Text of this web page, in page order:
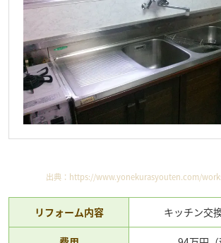
出典： https://www.yonekurasyouten.com/
リフォーム内容 キッチン交